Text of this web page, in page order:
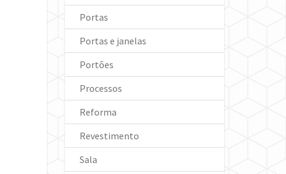
Portas
Portas e janelas
Portões
Processos
Reforma
Revestimento
Sala